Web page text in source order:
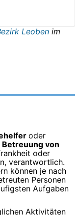
Leoben im
oder
Betreuung von
oder
verantwortlich.
können je nach
Personen
Aufgaben
Aktivitäten